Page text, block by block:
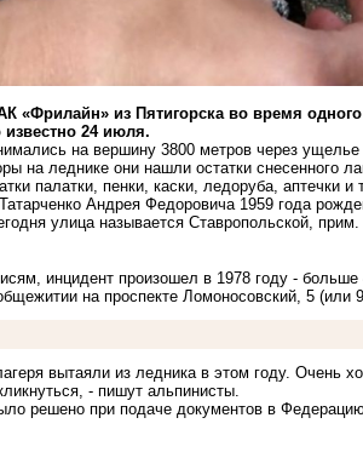
«Фрилайн» из Пятигорска во время
известно 24 июля.
на вершину 3800 метров через
на леднике они нашли остатки снесенного
палатки, пенки, каски, ледоруба, аптечки
Андрея Федоровича 1959 года
улица называется Ставропольской,
инцидент произошел в 1978 году -
на проспекте Ломоносовский, 5 (или
вытаяли из ледника в этом году. Очень
- пишут альпинисты.
решено при подаче документов в